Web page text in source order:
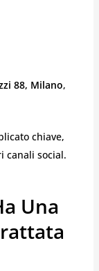
88, Milano,
chiave,
canali social.
Una